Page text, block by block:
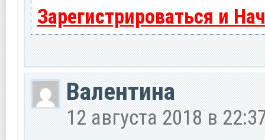
Зарегистрироваться и
Валентина
12 августа 2018 в